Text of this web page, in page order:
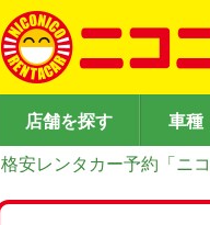
店舗を探す 車種
格安レンタカー予約「ニコ